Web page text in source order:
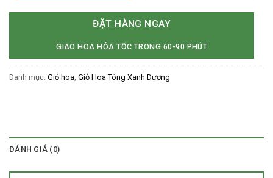
ĐẶT HÀNG NGAY
GIAO HOA HỎA TỐC TRONG 60-90 PHÚT
Danh mục: Giỏ hoa, Giỏ Hoa Tông Xanh Dương
ĐÁNH GIÁ (0)